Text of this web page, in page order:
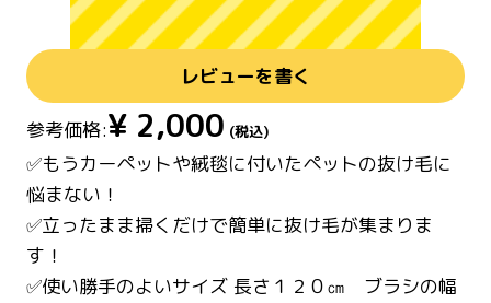
レビューを書く
参考価格:¥ 2,000 (税込)
✅もうカーペットや絨毯に付いたペットの抜け毛に
悩まない！
✅立ったまま掃くだけで簡単に抜け毛が集まりま
す！
✅使い勝手のよいサイズ 長さ１２０㎝ ブラシの幅